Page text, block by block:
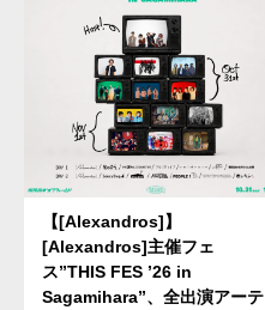
【[Alexandros]】
[Alexandros]主催フェ
ス”THIS FES ’26 in
Sagamihara”、全出演アーテ